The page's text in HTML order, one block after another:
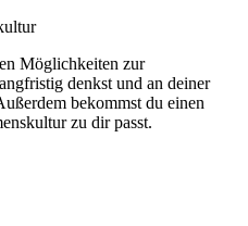
Möglichkeiten zur
denkst und an deiner
bekommst du einen
zu dir passt.